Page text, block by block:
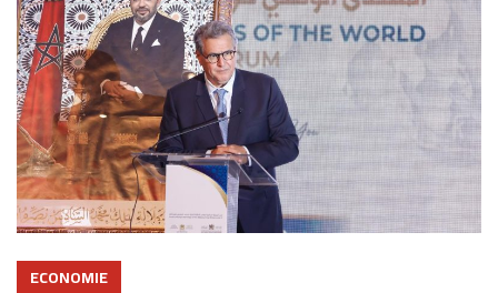
ECONOMIE